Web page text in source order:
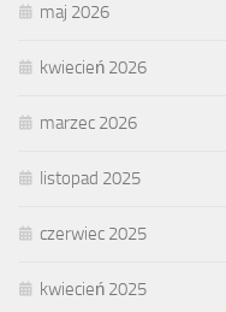
maj 2026
kwiecień 2026
marzec 2026
listopad 2025
czerwiec 2025
kwiecień 2025